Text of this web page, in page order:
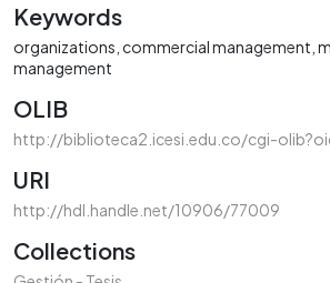
Keywords
organizations commercial management
management
OLIB
http://biblioteca2.icesi.edu.co/cgi-
URI
http://hdl.handle.net/10906/77009
Collections